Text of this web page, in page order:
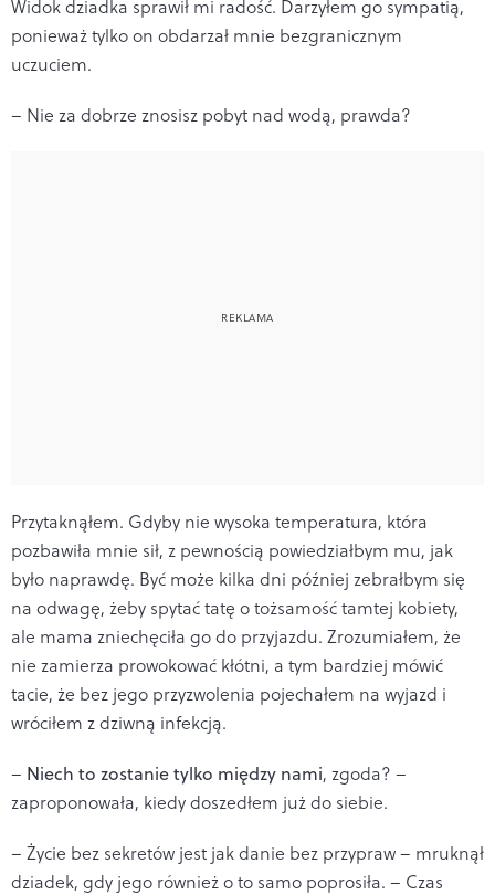
Widok dziadka sprawił mi radość. Darzyłem go sympatią,
ponieważ tylko on obdarzał mnie bezgranicznym
uczuciem.
– Nie za dobrze znosisz pobyt nad wodą, prawda?
Przytaknąłem. Gdyby nie wysoka temperatura, która
pozbawiła mnie sił, z pewnością powiedziałbym mu, jak
było naprawdę. Być może kilka dni później zebrałbym się
na odwagę, żeby spytać tatę o tożsamość tamtej kobiety,
ale mama zniechęciła go do przyjazdu. Zrozumiałem, że
nie zamierza prowokować kłótni, a tym bardziej mówić
tacie, że bez jego przyzwolenia pojechałem na wyjazd i
wróciłem z dziwną infekcją.
– Niech to zostanie tylko między nami, zgoda? –
zaproponowała, kiedy doszedłem już do siebie.
– Życie bez sekretów jest jak danie bez przypraw – mruknął
dziadek, gdy jego również o to samo poprosiła. – Czas